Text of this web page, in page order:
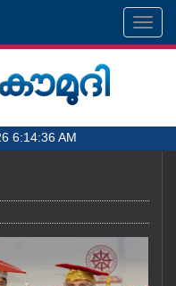
6:14:36 AM